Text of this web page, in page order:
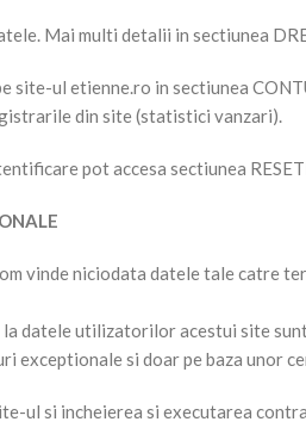
Mai multi detalii in sectiunea
ul etienne.ro in sectiunea
din site (statistici vanzari).
pot accesa sectiunea
vinde niciodata datele tale
datele utilizatorilor acestui site
exceptionale si doar pe baza unor
ul si incheierea si executarea